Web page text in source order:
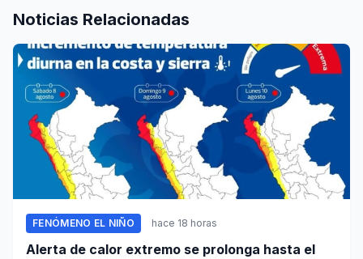
Noticias Relacionadas
FENÓMENO EL NIÑO hace 18 horas
Alerta de calor extremo se prolonga hasta el